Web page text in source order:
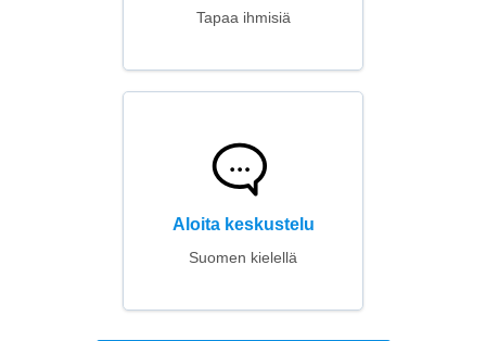
Tapaa ihmisiä
Aloita keskustelu
Suomen kielellä